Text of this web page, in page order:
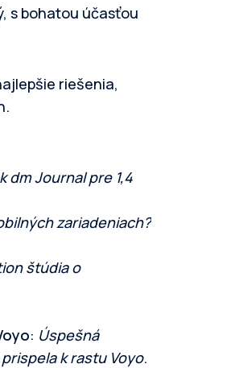
s bohatou účasťou
riešenia,
dm Journal pre 1,4
zariadeniach?
štúdia o
: Úspešná
k rastu Voyo.